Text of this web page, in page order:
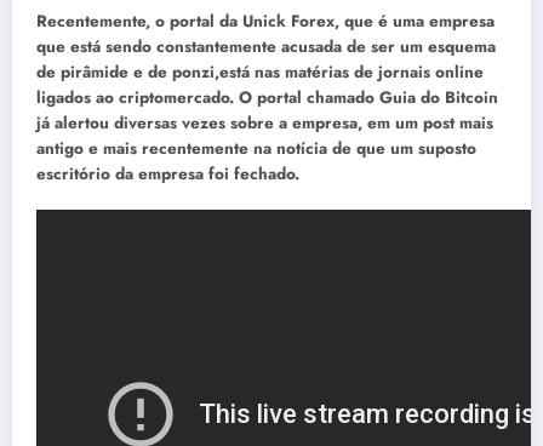
Recentemente, o portal da Unick Forex, que é uma empresa
que está sendo constantemente acusada de ser um esquema
de pirâmide e de ponzi,está nas matérias de jornais online
ligados ao criptomercado. O portal chamado Guia do Bitcoin
já alertou diversas vezes sobre a empresa, em um post mais
antigo e mais recentemente na notícia de que um suposto
escritório da empresa foi fechado.